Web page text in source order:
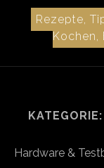
Rezepte,
Kochen,
KATEGORIE:
Hardware &